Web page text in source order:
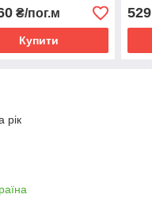
₴/пог.м
Купити
рік